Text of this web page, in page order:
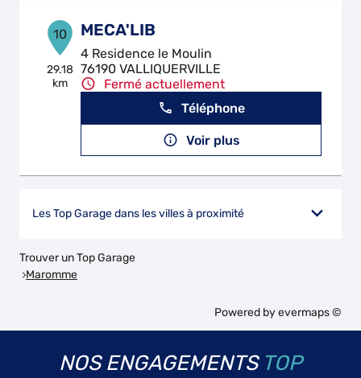
10
29.18
km
MECA'LIB
4 Residence le Moulin
76190 VALLIQUERVILLE
Fermé actuellement
Téléphone
Voir plus
Les Top Garage dans les villes à proximité
Trouver un Top Garage
Maromme
Powered byevermaps ©
NOS ENGAGEMENTS TOP